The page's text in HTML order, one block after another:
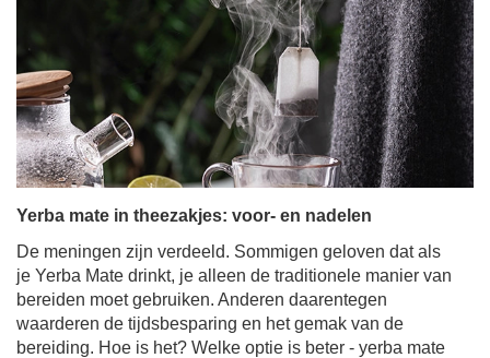
Yerba mate in theezakjes: voor- en nadelen
De meningen zijn verdeeld. Sommigen geloven dat als
je Yerba Mate drinkt, je alleen de traditionele manier van
bereiden moet gebruiken. Anderen daarentegen
waarderen de tijdsbesparing en het gemak van de
bereiding. Hoe is het? Welke optie is beter - yerba mate